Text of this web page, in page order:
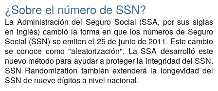
¿Sobre el número de SSN?
La Administración del Seguro Social (SSA, por sus siglas
en inglés) cambió la forma en que los números de Seguro
Social (SSN) se emiten el 25 de junio de 2011. Este cambio
se conoce como "aleatorización". La SSA desarrolló este
nuevo método para ayudar a proteger la integridad del SSN.
SSN Randomization también extenderá la longevidad del
SSN de nueve dígitos a nivel nacional.